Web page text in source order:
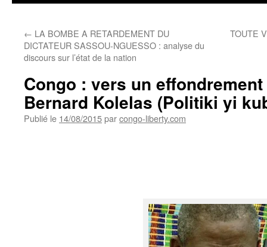
← LA BOMBE A RETARDEMENT DU
DICTATEUR SASSOU-NGUESSO : analyse du
discours sur l’état de la nation
TOUTE
Congo : vers un
Bernard Kolelas (Politiki yi
Publié le 14/08/2015parcongo-liberty.com